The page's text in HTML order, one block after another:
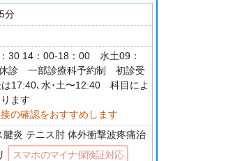
分
30 14：00-18：00 水土09：
診 一部診療科予約制 初診受
17:40､水･土〜12:40 科目によ
ます
の確認をおすすめします
腱炎 テニス肘 体外衝撃波疼痛治
スマホのマイナ保険証対応